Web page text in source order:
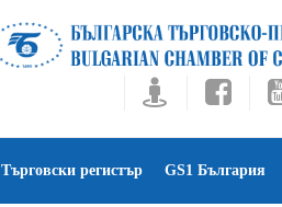
Търговски регистър GS1 България